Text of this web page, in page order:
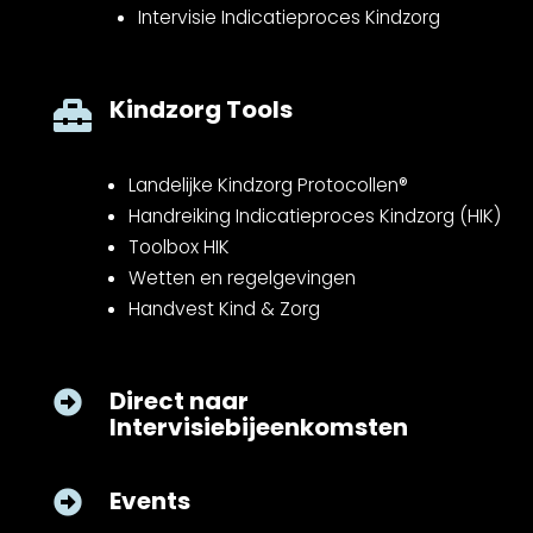
Intervisie Indicatieproces Kindzorg
 Kindzorg Tools
Landelijke Kindzorg Protocollen®
Handreiking Indicatieproces Kindzorg (HIK)
Toolbox HIK
Wetten en regelgevingen
Handvest Kind & Zorg
 Direct naar
Intervisiebijeenkomsten
 Events